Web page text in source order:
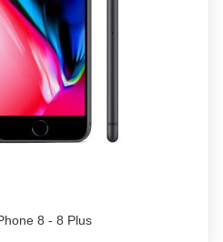
8 - 8 Plus